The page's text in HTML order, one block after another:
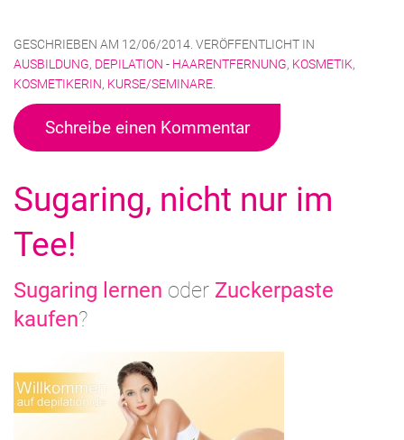
GESCHRIEBEN AM 12/06/2014 . VERÖFFENTLICHT IN
AUSBILDUNG, DEPILATION - HAARENTFERNUNG, KOSMETIK,
KOSMETIKERIN, KURSE/SEMINARE
Schreibe einen Kommentar
Sugaring, nicht nur im
Tee!
Sugaring lernen oder Zuckerpaste
kaufen?